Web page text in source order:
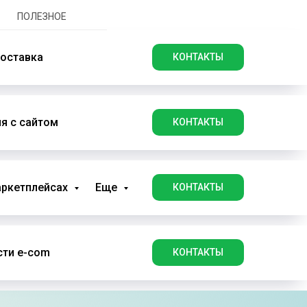
ПОЛЕЗНОЕ
КОНТАКТЫ
с сайтом КОНТАКТЫ
Еще КОНТАКТЫ
e-com КОНТАКТЫ